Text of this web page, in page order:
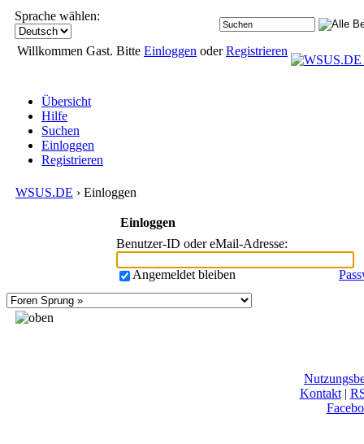
Sprache wählen:
Willkommen Gast. Bitte Einloggen oderRegistrieren
Übersicht
Hilfe
Suchen
Einloggen
Registrieren
WSUS.DE › Einloggen
Einloggen
Benutzer-ID oder eMail-Adresse:
Angemeldet bleiben
Kontakt|